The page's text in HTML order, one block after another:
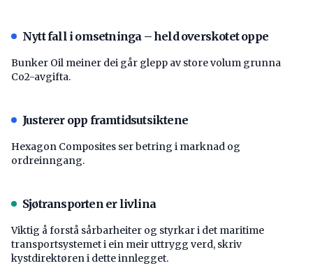
Nytt fall i omsetninga – held overskotet oppe
Bunker Oil meiner dei går glepp av store volum grunna
Co2-avgifta.
Justerer opp framtidsutsiktene
Hexagon Composites ser betring i marknad og
ordreinngang.
Sjøtransporten er livlina
Viktig å forstå ­sårbarheiter og styrkar i det maritime
transport­systemet i ein meir uttrygg verd, skriv
kystdirektøren i dette innlegget.